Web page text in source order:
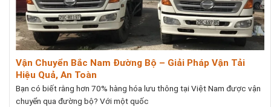
Vận Chuyển Bắc Nam Đường Bộ – Giải Pháp Vận Tải
Hiệu Quả, An Toàn
Bạn có biết rằng hơn 70% hàng hóa lưu thông tại Việt Nam được vận
chuyển qua đường bộ? Với một quốc